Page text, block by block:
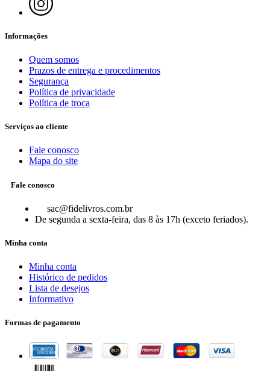
Informações
Quem somos
Prazos de entrega e procedimentos
Segurança
Política de privacidade
Política de troca
Serviços ao cliente
Fale conosco
Mapa do site
Fale conosco
sac@fidelivros.com.br
De segunda a sexta-feira, das 8 às 17h (exceto feriados).
Minha conta
Minha conta
Histórico de pedidos
Lista de desejos
Informativo
Formas de pagamento